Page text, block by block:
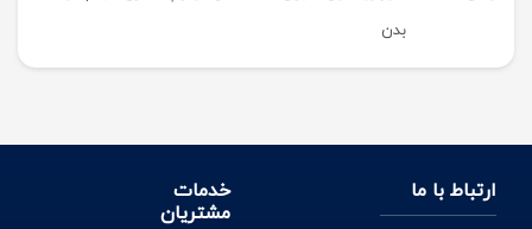
بدن
ارتباط با ما
خدمات
مشتریان